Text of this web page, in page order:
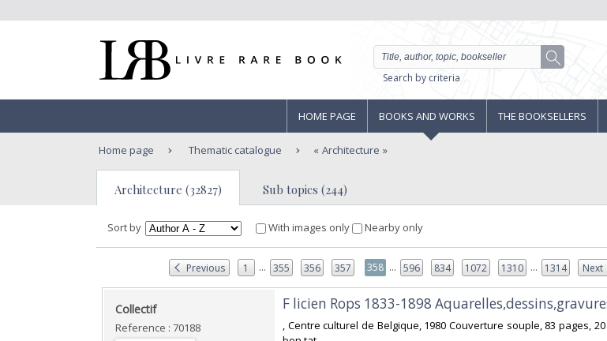
Search by criteria
HOME PAGE BOOKS AND WORKS THE BOOKSELLERS
Home page Thematic catalogue Architecture
Architecture (32827) Sub topics (244)
Sort by With images only Nearby only
Previous 1 ... 355 356 357 358 ... 596 834 1072 1310 ... 1314 Next
‎Collectif‎
Reference : 70188
‎F licien Rops 1833-1898
‎, Centre culturel de Belgique, 1980 Couverture souple, 83 pages, 20